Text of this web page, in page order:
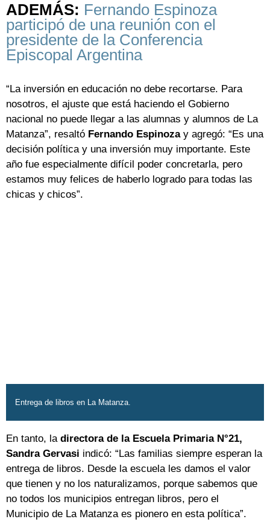
ADEMÁS: Fernando Espinoza
participó de una reunión con el
presidente de la Conferencia
Episcopal Argentina
“La inversión en educación no debe recortarse. Para
nosotros, el ajuste que está haciendo el Gobierno
nacional no puede llegar a las alumnas y alumnos de La
Matanza”, resaltó Fernando Espinoza y agregó: “Es una
decisión política y una inversión muy importante. Este
año fue especialmente difícil poder concretarla, pero
estamos muy felices de haberlo logrado para todas las
chicas y chicos”.
Entrega de libros en La Matanza.
En tanto, la directora de la Escuela Primaria N°21,
Sandra Gervasi indicó: “Las familias siempre esperan la
entrega de libros. Desde la escuela les damos el valor
que tienen y no los naturalizamos, porque sabemos que
no todos los municipios entregan libros, pero el
Municipio de La Matanza es pionero en esta política”.